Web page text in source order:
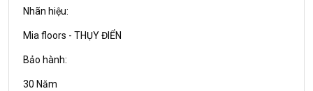
Nhãn hiệu:
Mia floors - THỤY ĐIỂN
Bảo hành:
30 Năm